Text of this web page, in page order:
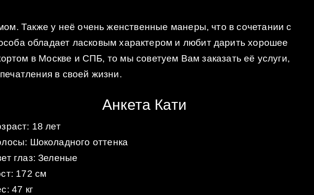
Также у неё очень женственные манеры, что в сочетании с
обладает ласковым характером и любит дарить хорошее
в Москве и СПБ, то мы советуем Вам заказать её услуги,
в своей жизни.
Анкета Кати
18 лет
Шоколадного оттенка
глаз: Зеленые
172 см
47 кг